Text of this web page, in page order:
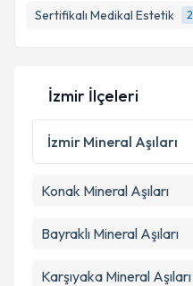
Sertifikalı Medikal Estetik
2
İzmir İlçeleri
İzmir Mineral Aşıları
Konak Mineral Aşıları
Bayraklı Mineral Aşıları
Karşıyaka Mineral Aşıları